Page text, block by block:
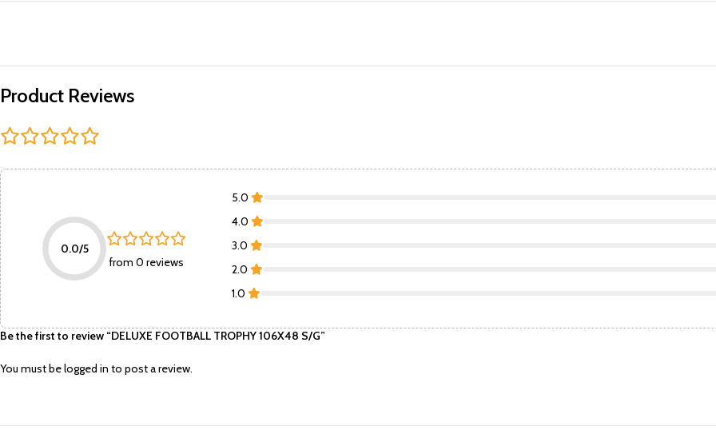
Product Reviews
0.0/5
from 0 reviews
5.0
4.0
3.0
2.0
1.0
Be the first to review “DELUXE FOOTBALL TROPHY 106X48 S/G”
You must belogged in to post a review.